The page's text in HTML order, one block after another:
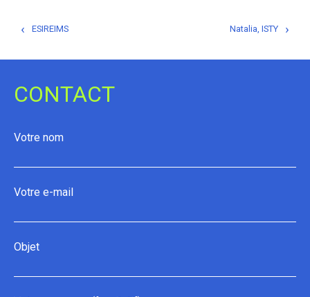
l’article
‹ ESIREIMS ›
Natalia, ISTY
CONTACT
Votre nom
Votre e-mail
Objet